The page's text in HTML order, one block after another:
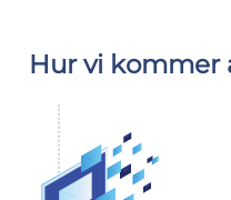
Hur vi